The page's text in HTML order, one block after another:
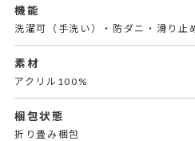
機能
洗濯可（手洗い）・防ダニ・滑り止
素材
アクリル100%
梱包状態
折り畳み梱包